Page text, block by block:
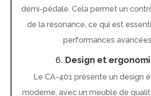
demi-pédale. Cela permet un
de la résonance, ce qui est
performances
6. Design et
Le CA-401 présente un design
moderne, avec un meuble de